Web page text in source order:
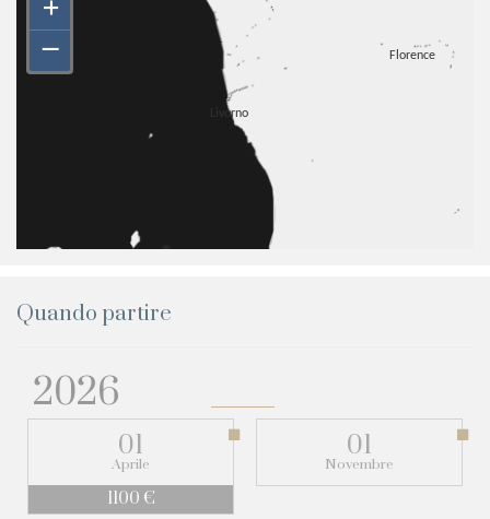
+
–
Quando partire
2026
01
Aprile
1100 €
01
Novembre